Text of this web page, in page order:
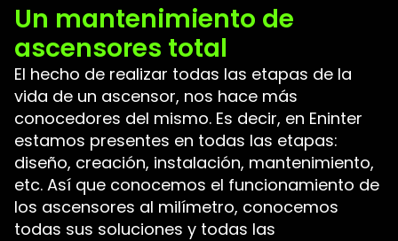
Un mantenimiento de
ascensores total
El hecho de realizar todas las etapas de la
vida de un ascensor, nos hace más
conocedores del mismo. Es decir, en Eninter
estamos presentes en todas las etapas:
diseño, creación, instalación, mantenimiento,
etc. Así que conocemos el funcionamiento de
los ascensores al milímetro, conocemos
todas sus soluciones y todas las